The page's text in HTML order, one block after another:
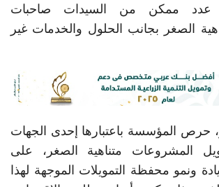
عدد ممكن من السيدات صاحبات
الصغر بجانب الحلول والخدمات غير
حرص المؤسسة باعتبارها إحدى الجهات
المشروعات متناهية الصغر، على
ونمو محفظة التمويلات الموجهة لهذا